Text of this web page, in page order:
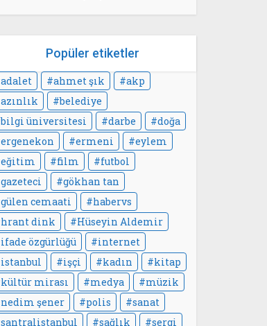
Popüler etiketler
adalet ahmet şık
akp
azınlık
belediye
bilgi üniversitesi
darbe
doğa
ergenekon
ermeni
eylem
eğitim
film
futbol
gazeteci
gökhan tan
gülen cemaati
habervs
hrant dink
Hüseyin Aldemir
ifade özgürlüğü
internet
istanbul
işçi kadın
kitap
kültür mirası
medya
müzik
nedim şener
polis
sanat
santralistanbul
sağlık sergi